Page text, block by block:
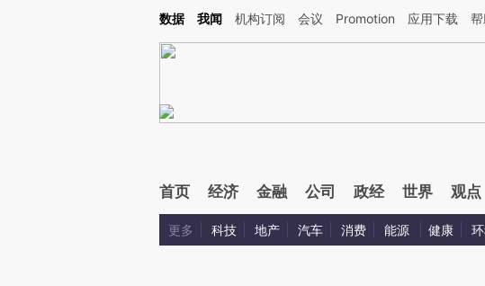
数据 我闻 机构订阅 会议 Promotion 应用下载
首页 经济 金融 公司 政经 世界 观点
更多 科技 地产 汽车 消费 能源 健康